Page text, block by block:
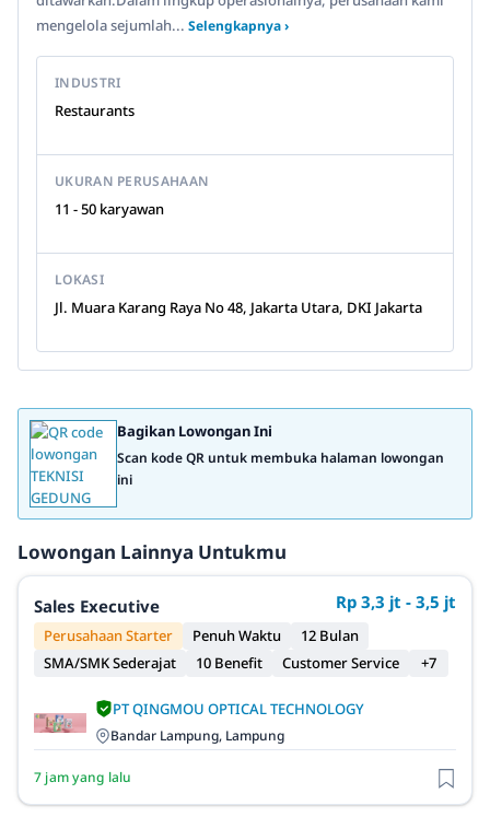
mengelola sejumlah... Selengkapnya ›
INDUSTRI
Restaurants
UKURAN PERUSAHAAN
11 - 50 karyawan
LOKASI
Jl. Muara Karang Raya No 48, Jakarta Utara, DKI Jakarta
Bagikan Lowongan Ini
Scan kode QR untuk membuka halaman lowongan
ini
Lowongan Lainnya Untukmu
Sales Executive Rp 3,3 jt - 3,5 jt
Perusahaan Starter Penuh Waktu
12 Bulan
SMA/SMK Sederajat
10 Benefit Customer Service +7
PT QINGMOU OPTICAL TECHNOLOGY
Bandar Lampung, Lampung
7 jam yang lalu